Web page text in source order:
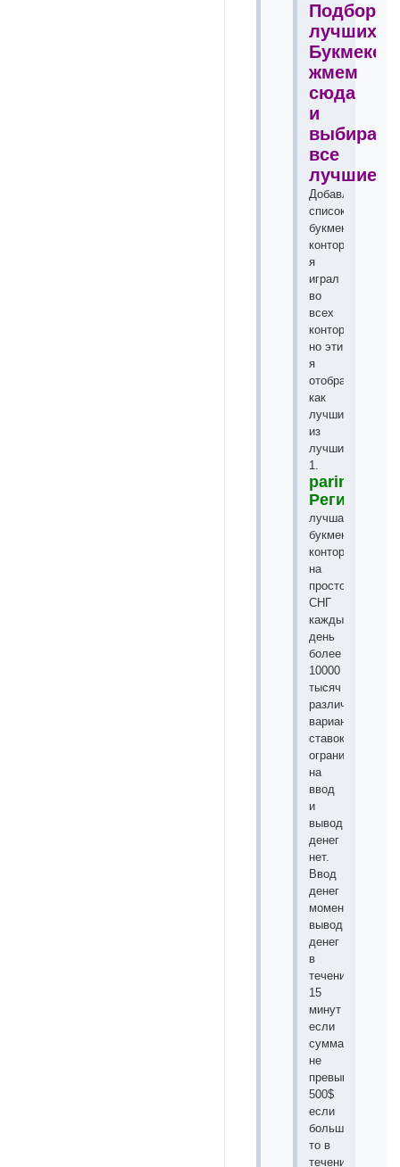
Подборка
лучших
жмем
сюда
и
выбираем
все
лучшие!!!
Добавлю
список
букмекерских
контор
я
играл
во
всех
конторах
но эти
я
отобрал
как
лучшие
из
лучших!
1.
лучшая
букмекерская
контора
на
просторах
СНГ
каждый
день
более
10000
тысяч
различных
вариантов
ставок,
ограничений
на
ввод
и
вывод
денег
нет.
Ввод
денег
моментальный,
вывод
денег
в
течение
15
минут
если
сумма
не
превышает
500$
если
больше
то в
течении